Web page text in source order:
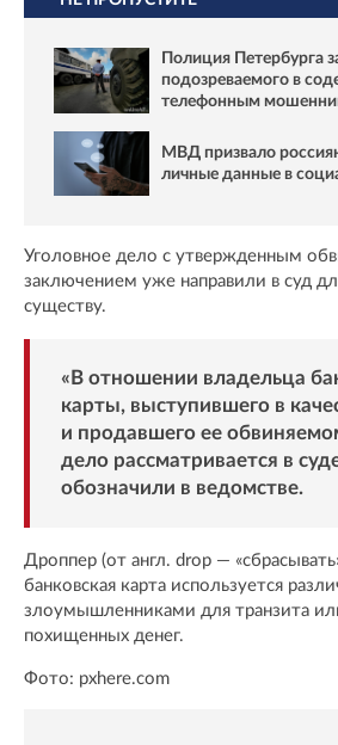
Полиция Петербурга
подозреваемого в
телефонным
МВД призвало
личные данные в
Уголовное дело с утвержденным
заключением уже направили в суд
существу.
«В отношении владельца
карты, выступившего в
и продавшего ее
дело рассматривается в
обозначили в ведомстве.
Дроппер (от англ. drop —
банковская карта используется
злоумышленниками для транзита
похищенных денег.
Фото: pxhere.com